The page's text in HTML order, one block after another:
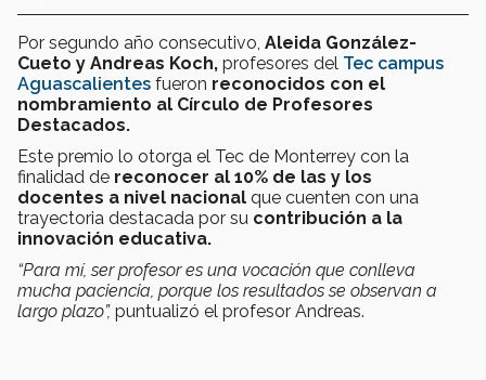
Por segundo año consecutivo, Aleida González-
Cueto y Andreas Koch, profesores del Tec campus
Aguascalientes fueron reconocidos con el
nombramiento al Círculo de Profesores
Destacados.
Este premio lo otorga el Tec de Monterrey con la
finalidad de reconocer al 10% de las y los
docentes a nivel nacional que cuenten con una
trayectoria destacada por su contribución a la
innovación educativa.
“Para mí, ser profesor es una vocación que conlleva
mucha paciencia, porque los resultados se observan a
largo plazo”, puntualizó el profesor Andreas.